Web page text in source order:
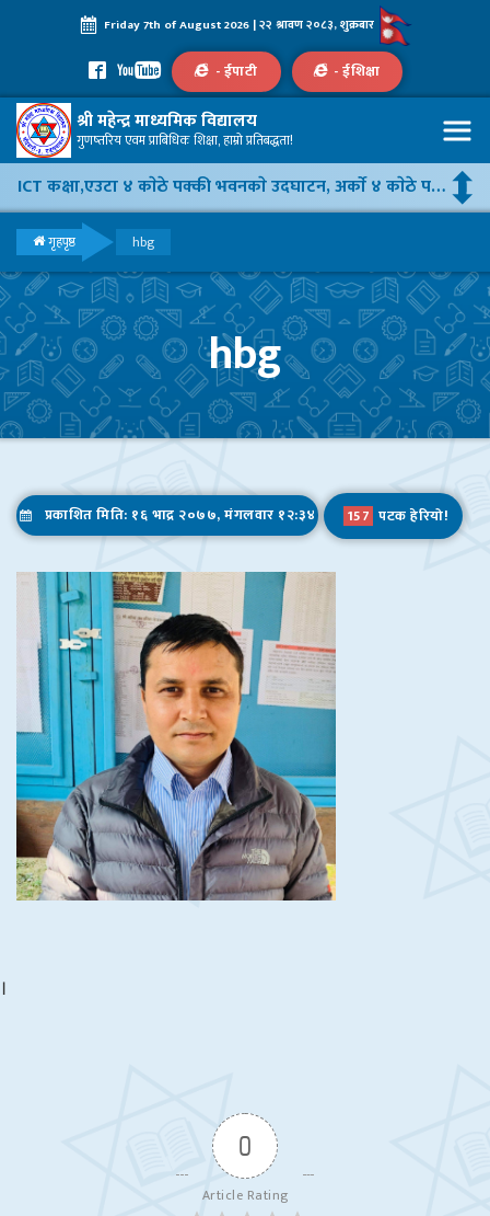
Friday 7th of August 2026 | २२ श्रावण २०८३, शुक्रबार
- ईपाटी - ईशिक्षा
श्री महेन्द्र माध्यमिक विद्यालय
गुणष्तरिय एवम प्राबिधिक शिक्षा, हाम्रो प्रतिबद्धता!
Admission Open – 2077
ICT कक्षा,एउटा ४ काेठे पक्की भवनकाे उदघाटन, अर्काे ४ काेठे पक्की भवनकाे माननीय ज्यूहरूबाट शिलान्यास केहि झलकहरू
शिक्षक कोरोना विवरण
बिद्यार्थी सिकाइ सहजीकरण निर्देशिका – २०७७
शिकाई उपलब्धि- २०७६
शिक्षकले सम्पत्ति विवरण बुझाउने सम्बन्धमा ।
टिपिडि तालिमको फाराम भर्ने सम्बन्धमा ।
Admission Open
Admission Open – 2077
शिक्षक कोरोना विवरण
बिद्यार्थी सिकाइ सहजीकरण निर्देशिका – २०७७
शिकाई उपलब्धि- २०७६
गृहपृष्ठ hbg
hbg
प्रकाशित मिति: १६ भाद्र २०७७, मंगलवार १२:३४ 157 पटक हेरियो!
।
0
Article Rating